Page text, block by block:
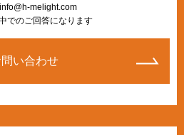
melight.com
でのご回答になります
問い合わせ